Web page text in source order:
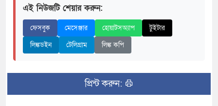
এই নিউজটি শেয়ার করুন:
ফেসবুক মেসেঞ্জার হোয়াটসঅ্যাপ
টুইটার
লিঙ্কডইন
টেলিগ্রাম লিঙ্ক কপি
প্রিন্ট করুন: